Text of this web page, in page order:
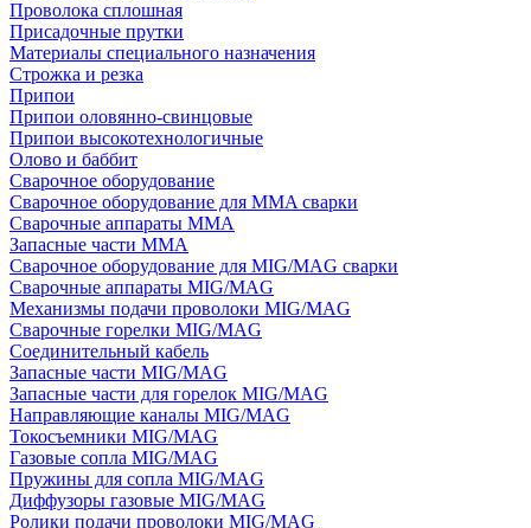
Проволока сплошная
Присадочные прутки
Материалы специального назначения
Строжка и резка
Припои
Припои оловянно-свинцовые
Припои высокотехнологичные
Олово и баббит
Сварочное оборудование
Сварочное оборудование для MMA сварки
Сварочные аппараты MMA
Запасные части MMA
Сварочное оборудование для MIG/MAG сварки
Сварочные аппараты MIG/MAG
Механизмы подачи проволоки MIG/MAG
Сварочные горелки MIG/MAG
Соединительный кабель
Запасные части MIG/MAG
Запасные части для горелок MIG/MAG
Направляющие каналы MIG/MAG
Токосъемники MIG/MAG
Газовые сопла MIG/MAG
Пружины для сопла MIG/MAG
Диффузоры газовые MIG/MAG
Ролики подачи проволоки MIG/MAG